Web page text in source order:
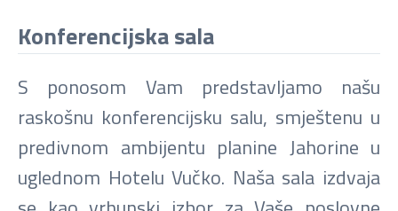
Konferencijska sala
S ponosom Vam predstavljamo našu
raskošnu konferencijsku salu, smještenu u
predivnom ambijentu planine Jahorine u
uglednom Hotelu Vučko. Naša sala izdvaja